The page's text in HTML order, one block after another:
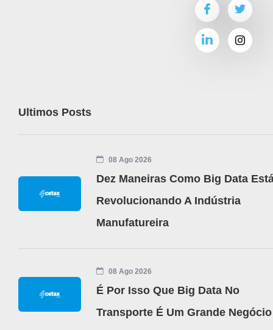
Ultimos Posts
08 Ago 2026
Dez Maneiras Como Big Data
Revolucionando A Indústria
Manufatureira
08 Ago 2026
É Por Isso Que Big Data No
Transporte É Um Grande Negócio